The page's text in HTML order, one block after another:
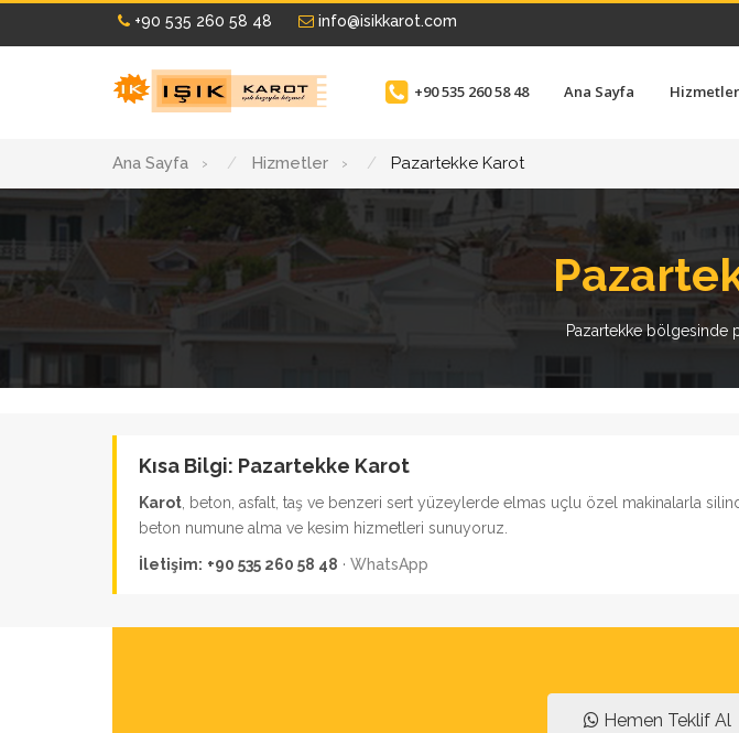
+90 535 260 58 48 info@isikkarot.com
+90 535 260 58 48 Ana Sayfa
Ana Sayfa › Hizmetler › Pazartekke Karot
Pazartekke bölgesinde
Kısa Bilgi: Pazartekke Karot
Karot , beton, asfalt, taş ve benzeri sert yüzeylerde elmas uçlu özel makinalarla
beton numune alma ve kesim hizmetleri sunuyoruz.
İletişim: +90 535 260 58 48 · WhatsApp
Hemen Teklif Al